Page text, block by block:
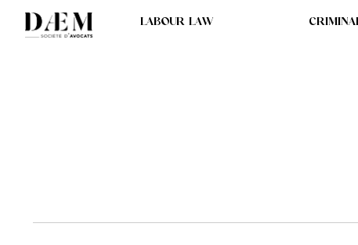
LABOUR LAW
RELAXE D'UN EX-